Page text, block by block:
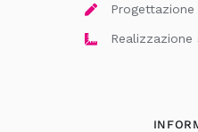
Progettazione
Realizzazione